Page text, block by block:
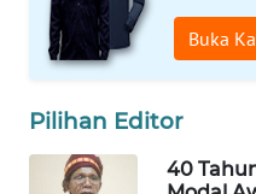
Buka
Pilihan Editor
40
METRO
MEDAN
NEWS
METRO
JAKARTA
NEWS